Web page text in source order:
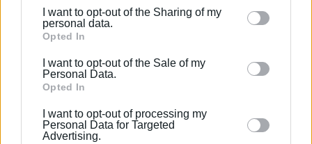
Please note that this website/app uses one or more
Google services and may gather and store information
behaviour. You may click to grant or deny consent to
Google and its third-party tags to use your data for
section.
I want to opt-out of the Sharing of my
personal data.
Opted In
I want to opt-out of the Sale of my
Personal Data.
Opted In
I want to opt-out of processing my
Personal Data for Targeted
Advertising.
διεξόδους στους νέους του τόπου μας.
Μερικές από τις δράσεις που προγραμματίζουμε για το
- Με την Ιατροχειρουργική Εταιρεία Κέρκυρας
- Με την ομοσπονδία Κρίκετ συνδιοργανώνουμε φιλικό
αγώνα κρίκετ κοριτσιών με τις ομάδες του νησιού.